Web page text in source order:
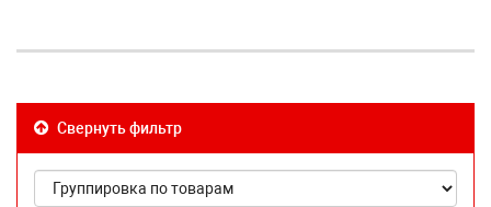
Свернуть фильтр